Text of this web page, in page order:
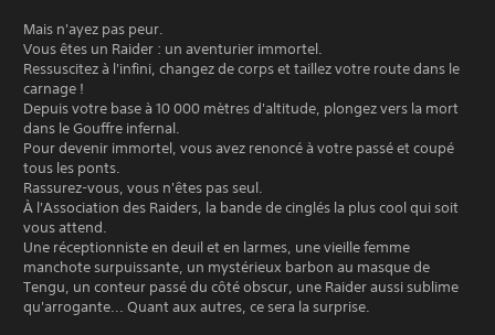
Mais n'ayez pas peur.
Vous êtes un Raider : un aventurier immortel.
Ressuscitez à l'infini, changez de corps et taillez votre route dans le
carnage !
Depuis votre base à 10 000 mètres d'altitude, plongez vers la mort
dans le Gouffre infernal.
Pour devenir immortel, vous avez renoncé à votre passé et coupé
tous les ponts.
Rassurez-vous, vous n'êtes pas seul.
À l'Association des Raiders, la bande de cinglés la plus cool qui soit
vous attend.
Une réceptionniste en deuil et en larmes, une vieille femme
manchote surpuissante, un mystérieux barbon au masque de
Tengu, un conteur passé du côté obscur, une Raider aussi sublime
qu'arrogante... Quant aux autres, ce sera la surprise.